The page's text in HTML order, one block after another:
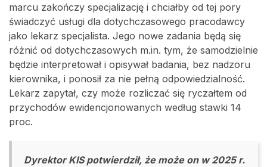
marcu zakończy specjalizację i chciałby od tej pory
świadczyć usługi dla dotychczasowego pracodawcy
jako lekarz specjalista. Jego nowe zadania będą się
różnić od dotychczasowych m.in. tym, że samodzielnie
będzie interpretował i opisywał badania, bez nadzoru
kierownika, i ponosił za nie pełną odpowiedzialność.
Lekarz zapytał, czy może rozliczać się ryczałtem od
przychodów ewidencjonowanych według stawki 14
proc.
Dyrektor KIS potwierdził, że może on w 2025 r.